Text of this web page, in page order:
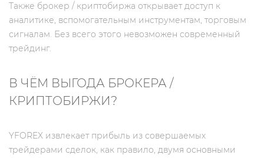
Также брокер / криптобиржа открывает доступ к
аналитике, вспомогательным инструментам, торговым
сигналам. Без всего этого невозможен современный
трейдинг.
В ЧЁМ ВЫГОДА БРОКЕРА /
КРИПТОБИРЖИ?
YFOREX извлекает прибыль из совершаемых
трейдерами сделок, как правило, двумя основными